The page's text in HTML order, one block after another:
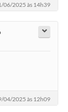
06/2025 às 14h39
04/2025 às 12h09